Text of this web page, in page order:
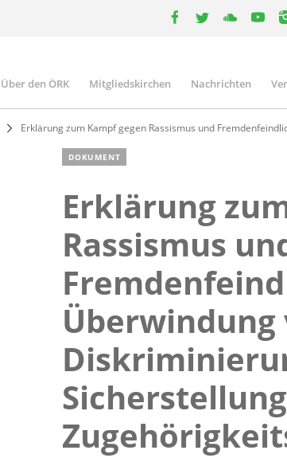
Main
navigation
Über den ÖRK Mitgliedskirchen Nachrichten
Erklärung zum Kampf gegen Rassismus und
DOKUMENT
Erklärung
Rassismus
Überwindung